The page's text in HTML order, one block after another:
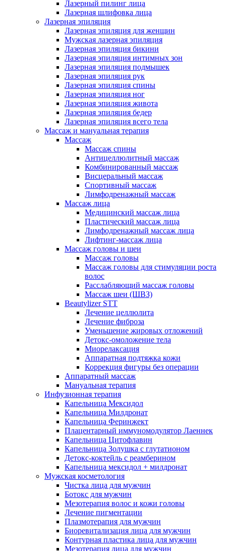
Лазерный пилинг лица
Лазерная шлифовка лица
Лазерная эпиляция
Лазерная эпиляция для женщин
Мужская лазерная эпиляция
Лазерная эпиляция бикини
Лазерная эпиляция интимных зон
Лазерная эпиляция подмышек
Лазерная эпиляция рук
Лазерная эпиляция спины
Лазерная эпиляция ног
Лазерная эпиляция живота
Лазерная эпиляция бедер
Лазерная эпиляция всего тела
Массаж и мануальная терапия
Массаж
Массаж спины
Антицеллюлитный массаж
Комбинированный массаж
Висцеральный массаж
Спортивный массаж
Лимфодренажный массаж
Массаж лица
Медицинский массаж лица
Пластический массаж лица
Лимфодренажный массаж лица
Лифтинг-массаж лица
Массаж головы и шеи
Массаж головы
Массаж головы для стимуляции роста
волос
Расслабляющий массаж головы
Массаж шеи (ШВЗ)
Beautylizer STT
Лечение целлюлита
Лечение фиброза
Уменьшение жировых отложений
Детокс-омоложение тела
Миорелаксация
Аппаратная подтяжка кожи
Коррекция фигуры без операции
Аппаратный массаж
Мануальная терапия
Инфузионная терапия
Капельница Мексидол
Капельница Милдронат
Капельница Феринжект
Плацентарный иммуномодулятор Лаеннек
Капельница Цитофлавин
Капельница Золушка с глутатионом
Детокс-коктейль с реамберином
Капельница мексидол + милдронат
Мужская косметология
Чистка лица для мужчин
Ботокс для мужчин
Мезотерапия волос и кожи головы
Лечение пигментации
Плазмотерапия для мужчин
Биоревитализация лица для мужчин
Контурная пластика лица для мужчин
Мезотерапия лица для мужчин